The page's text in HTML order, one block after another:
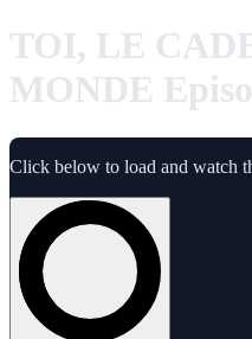
TOI, LE
MONDE
Click below to load and watch